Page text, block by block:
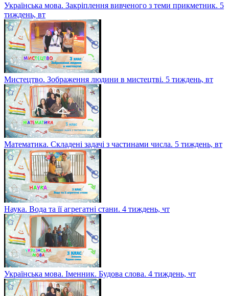
Українська мова. Закріплення вивченого з теми прикметник. 5
тиждень, вт
Мистецтво. Зображення людини в мистецтві. 5 тиждень, вт
Математика. Складені задачі з частинами числа. 5 тиждень, вт
Наука. Вода та її агрегатні стани. 4 тиждень, чт
Українська мова. Іменник. Будова слова. 4 тиждень, чт